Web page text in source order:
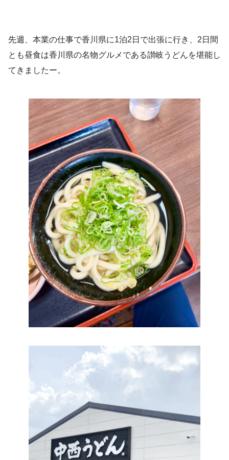
先週、本業の仕事で香川県に1泊2日で出張に行き、2日間
とも昼食は香川県の名物グルメである讃岐うどんを堪能し
てきましたー。